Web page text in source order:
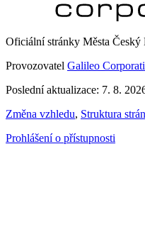
Oficiální stránky Města
Provozovatel Galileo
Poslední aktualizace: 7. 8.
Změna vzhledu, Struktura
Prohlášení o přístupnosti